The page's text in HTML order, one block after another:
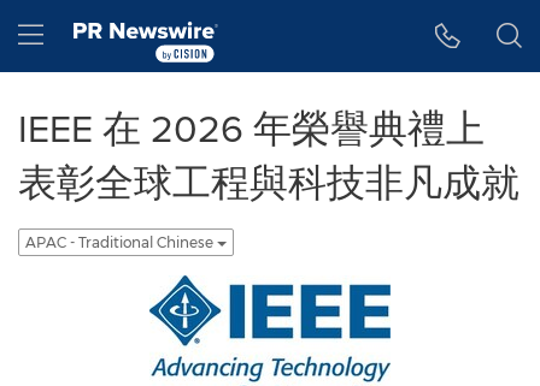
Hamburger menu
IEEE 在 2026 年榮譽典禮上
表彰全球工程與科技非凡成就
APAC - Traditional Chinese